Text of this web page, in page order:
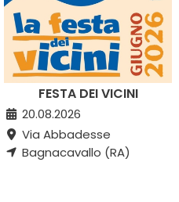
FESTA DEI VICINI
20.08.2026
Via Abbadesse
Bagnacavallo (RA)